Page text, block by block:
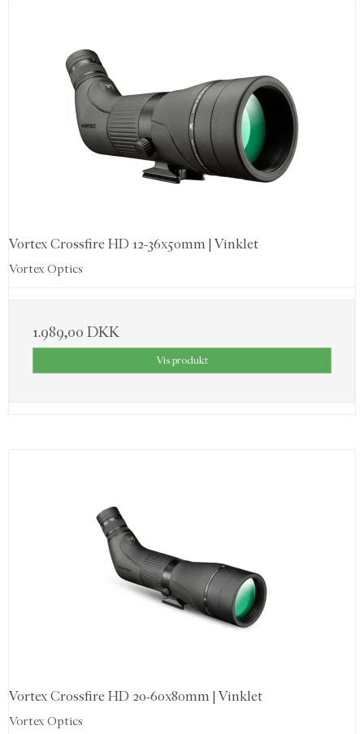
Vortex Crossfire HD 12-36x50mm | Vinklet
Vortex Optics
1.989,00 DKK
Vis produkt
Vortex Crossfire HD 20-60x80mm | Vinklet
Vortex Optics